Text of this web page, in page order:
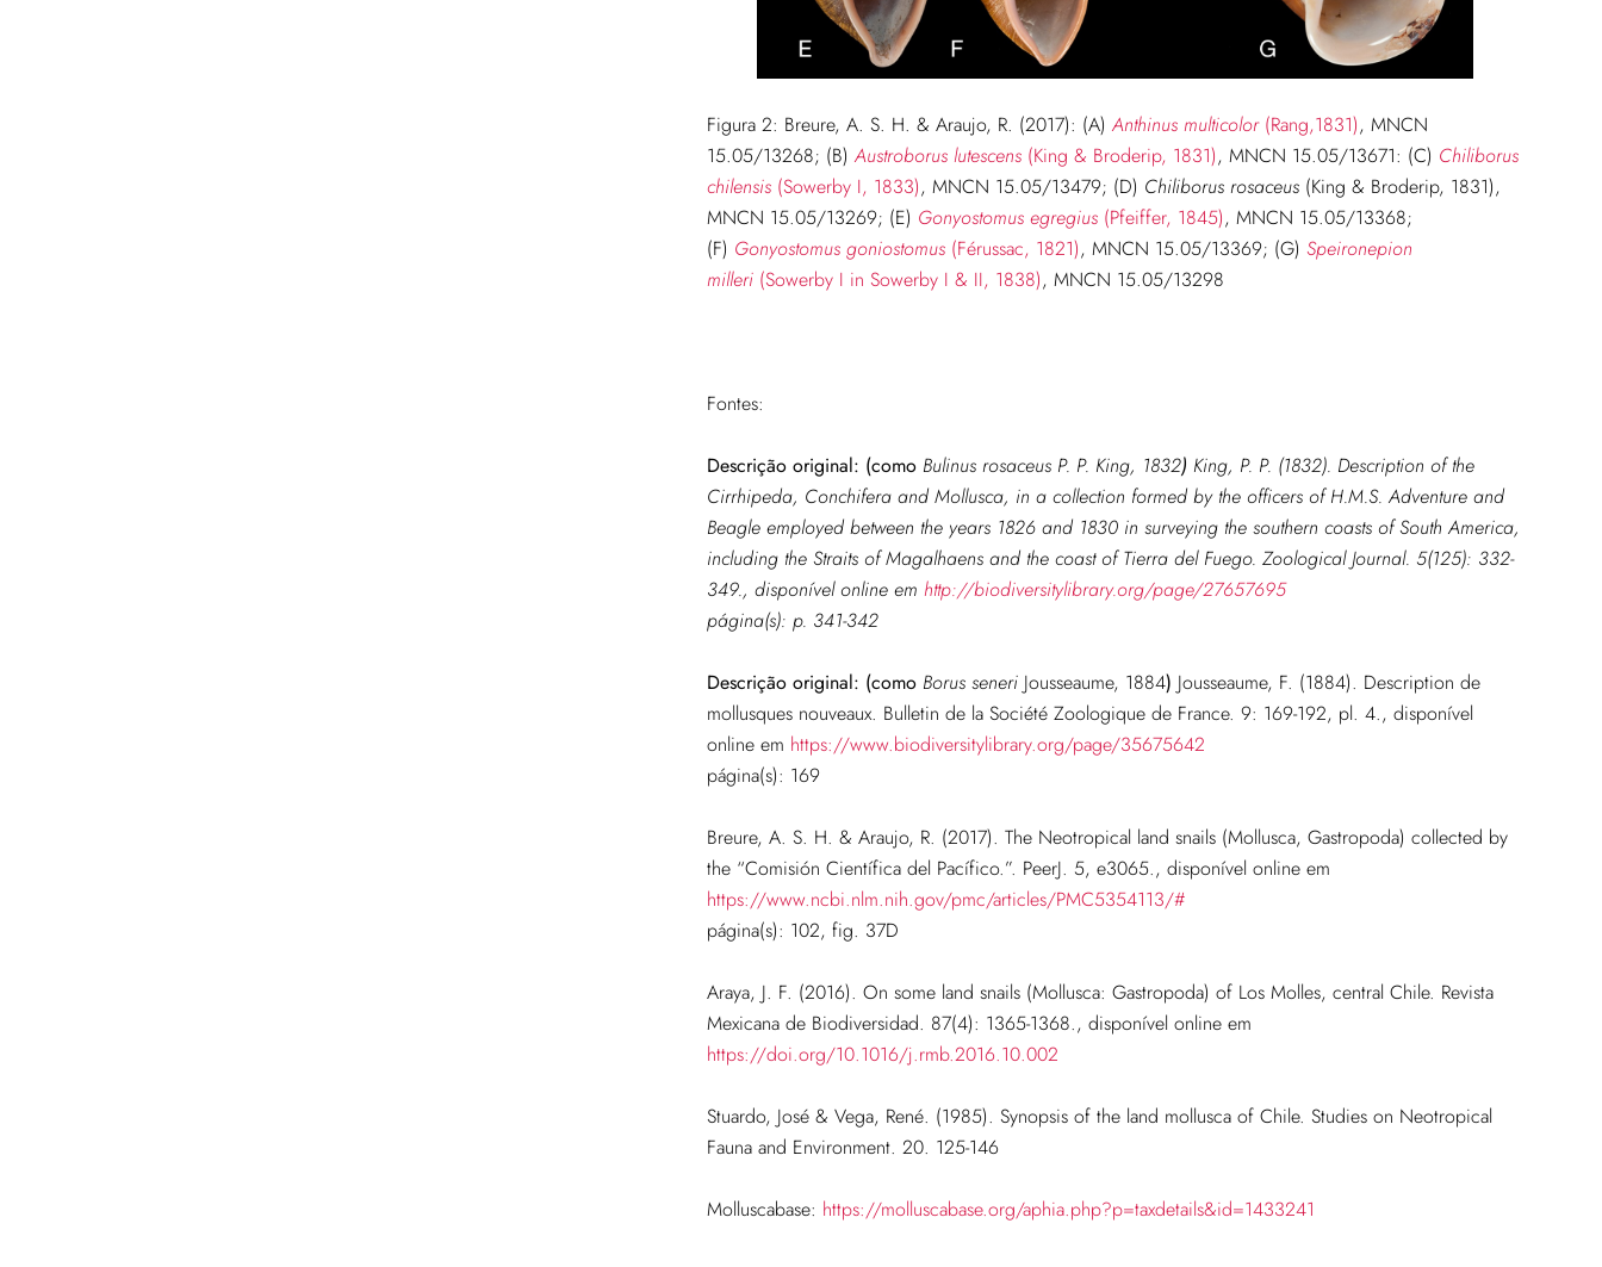
Figura 2: Breure, A. S. H. & Araujo, R. (2017): (A) Anthinus multicolor(Rang,1831), MNCN
15.05/13268; (B) Austroborus lutescens(King & Broderip, 1831), MNCN 15.05/13671: (C) Chiliborus
chilensis(Sowerby I, 1833), MNCN 15.05/13479; (D) Chiliborus rosaceus(King & Broderip, 1831),
MNCN 15.05/13269; (E) Gonyostomus egregius(Pfeiffer, 1845), MNCN 15.05/13368;
(F) Gonyostomus goniostomus(Férussac, 1821), MNCN 15.05/13369; (G) Speironepion
milleri(Sowerby I in Sowerby I & II, 1838), MNCN 15.05/13298
Fontes:
Descrição original: (como Bulinus rosaceus P. P. King, 1832) King, P. P. (1832). Description of the
Cirrhipeda, Conchifera and Mollusca, in a collection formed by the officers of H.M.S. Adventure and
Beagle employed between the years 1826 and 1830 in surveying the southern coasts of South America,
including the Straits of Magalhaens and the coast of Tierra del Fuego. Zoological Journal. 5(125): 332-
349., disponível online em http://biodiversitylibrary.org/page/27657695
página(s): p. 341-342
Descrição original: (como Borus seneriJousseaume, 1884) Jousseaume, F. (1884). Description de
mollusques nouveaux. Bulletin de la Société Zoologique de France. 9: 169-192, pl. 4., disponível
online em https://www.biodiversitylibrary.org/page/35675642
página(s): 169
Breure, A. S. H. & Araujo, R. (2017). The Neotropical land snails (Mollusca, Gastropoda) collected by
the “Comisión Científica del Pacífico.”. PeerJ. 5, e3065., disponível online em
https://www.ncbi.nlm.nih.gov/pmc/articles/PMC5354113/#
página(s): 102, fig. 37D
Araya, J. F. (2016). On some land snails (Mollusca: Gastropoda) of Los Molles, central Chile. Revista
Mexicana de Biodiversidad. 87(4): 1365-1368., disponível online em
https://doi.org/10.1016/j.rmb.2016.10.002
Stuardo, José & Vega, René. (1985). Synopsis of the land mollusca of Chile. Studies on Neotropical
Fauna and Environment. 20. 125-146
Molluscabase: https://molluscabase.org/aphia.php?p=taxdetails&id=1433241